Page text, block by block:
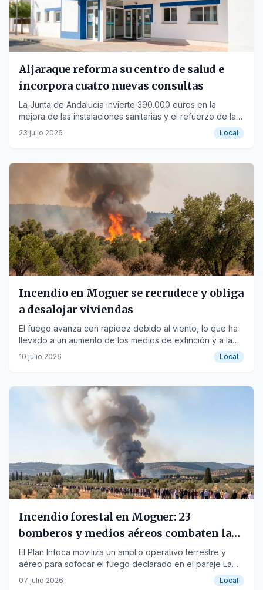
Aljaraque reforma su centro de salud e
incorpora cuatro nuevas consultas
La Junta de Andalucía invierte 390.000 euros en la
mejora de las instalaciones sanitarias y el refuerzo de la
cimentación del edificio.
23 julio 2026 Local
Incendio en Moguer se recrudece y obliga
a desalojar viviendas
El fuego avanza con rapidez debido al viento, lo que ha
llevado a un aumento de los medios de extinción y a la
evacuación preventiva de algunas casas cercanas.
10 julio 2026 Local
Incendio forestal en Moguer: 23
bomberos y medios aéreos combaten las
llamas
El Plan Infoca moviliza un amplio operativo terrestre y
aéreo para sofocar el fuego declarado en el paraje La
Lila, generando una densa columna de humo.
07 julio 2026 Local